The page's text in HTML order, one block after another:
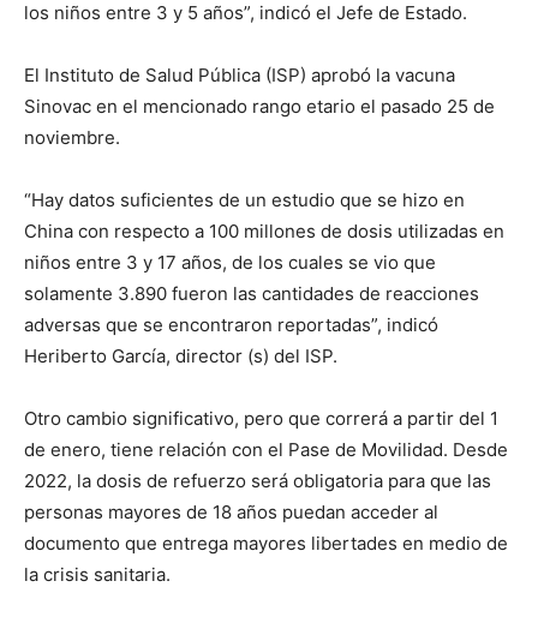
los niños entre 3 y 5 años”, indicó el Jefe de Estado.
El Instituto de Salud Pública (ISP) aprobó la vacuna
Sinovac en el mencionado rango etario el pasado 25 de
noviembre.
“Hay datos suficientes de un estudio que se hizo en
China con respecto a 100 millones de dosis utilizadas en
niños entre 3 y 17 años, de los cuales se vio que
solamente 3.890 fueron las cantidades de reacciones
adversas que se encontraron reportadas”, indicó
Heriberto García, director (s) del ISP.
Otro cambio significativo, pero que correrá a partir del 1
de enero, tiene relación con el Pase de Movilidad. Desde
2022, la dosis de refuerzo será obligatoria para que las
personas mayores de 18 años puedan acceder al
documento que entrega mayores libertades en medio de
la crisis sanitaria.